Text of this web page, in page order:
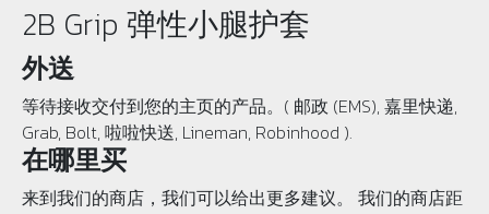
2B Grip 弹性小腿护套
外送
等待接收交付到您的主页的产品。( 邮政 (EMS), 嘉里快递,
Grab, Bolt, 啦啦快送, Lineman, Robinhood ).
在哪里买
来到我们的商店，我们可以给出更多建议。 我们的商店距